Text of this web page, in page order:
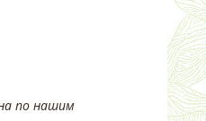
по нашим